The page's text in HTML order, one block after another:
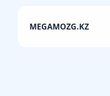
MEGAMOZG.KZ